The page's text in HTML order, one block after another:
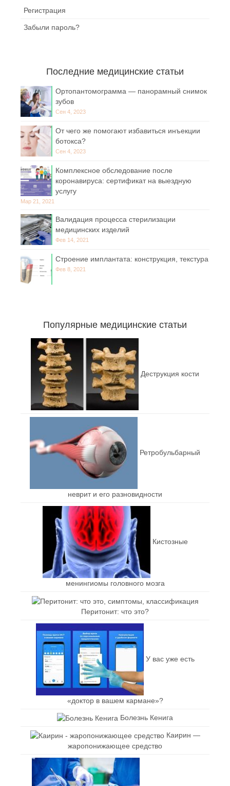
Регистрация
Забыли пароль?
Последние медицинские статьи
Ортопантомограмма — панорамный снимок
зубов
Сен 4, 2023
От чего же помогают избавиться инъекции
ботокса?
Сен 4, 2023
Комплексное обследование после
коронавируса: сертификат на выездную
услугу
Мар 21, 2021
Валидация процесса стерилизации
медицинских изделий
Фев 14, 2021
Строение имплантата: конструкция, текстура
Фев 8, 2021
Популярные медицинские статьи
Деструкция кости
Ретробульбарный
неврит и его разновидности
Кистозные
менингиомы головного мозга
Перитонит: что это?
У вас уже есть
«доктор в вашем кармане»?
Болезнь Кенига
Каирин —
жаропонижающее средство